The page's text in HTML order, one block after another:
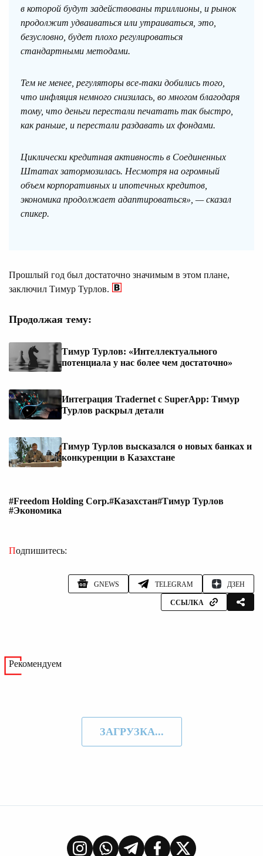
в которой будут задействованы триллионы, и рынок
продолжит удваиваться или утраиваться, это,
безусловно, будет плохо регулироваться
стандартными методами.
Тем не менее, регуляторы все-таки добились того,
что инфляция немного снизилась, во многом благодаря
тому, что деньги перестали печатать так быстро,
как раньше, и перестали раздавать их фондами.
Циклически кредитная активность в Соединенных
Штатах затормозилась. Несмотря на огромный
объем корпоративных и ипотечных кредитов,
экономика продолжает адаптироваться», — сказал
спикер.
Прошлый год был достаточно значимым в этом плане,
заключил Тимур Турлов.
Продолжая тему:
Тимур Турлов: «Интеллектуального
потенциала у нас более чем достаточно»
Интеграция Tradernet с SuperApp: Тимур
Турлов раскрыл детали
Тимур Турлов высказался о новых банках и
конкуренции в Казахстане
#Freedom Holding Corp.#Казахстан#Тимур Турлов
#Экономика
Подпишитесь:
GNEWS TELEGRAM ДЗЕН
ССЫЛКА
Рекомендуем
ЗАГРУЗКА...